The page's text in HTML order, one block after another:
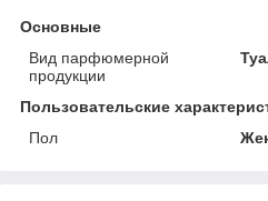
Основные
Вид парфюмерной
продукции
Пользовательские
Пол